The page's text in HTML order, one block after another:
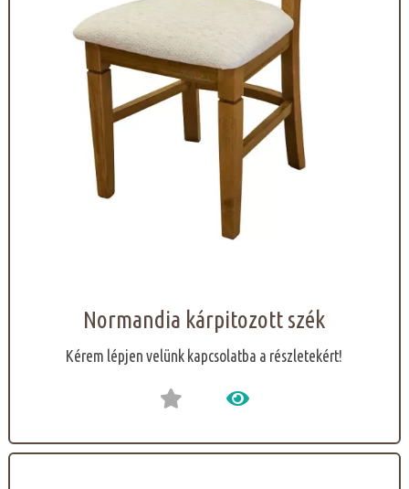
Normandia kárpitozott szék
Kérem lépjen velünk kapcsolatba a részletekért!